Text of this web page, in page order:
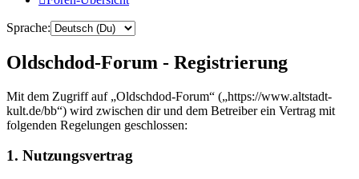
Sprache:
Oldschdod-Forum - Registrierung
Mit dem Zugriff auf „Oldschdod-Forum“ („https://www.altstadt-
kult.de/bb“) wird zwischen dir und dem Betreiber ein Vertrag mit
folgenden Regelungen geschlossen:
1. Nutzungsvertrag